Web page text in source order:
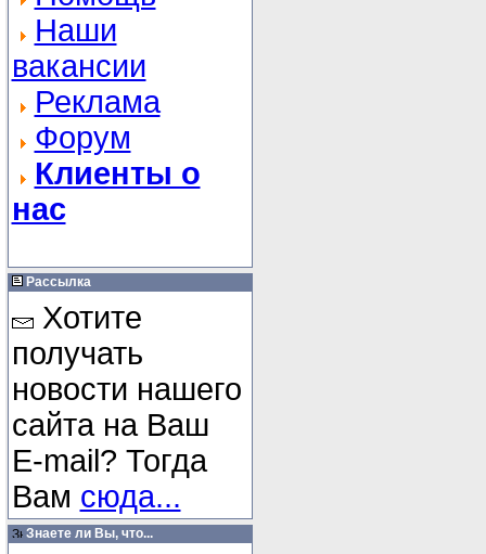
Наши
вакансии
Реклама
Форум
Клиенты о
нас
Рассылка
Хотите
получать
новости нашего
сайта на Ваш
E-mail? Тогда
Вам сюда...
Знаете ли Вы, что...